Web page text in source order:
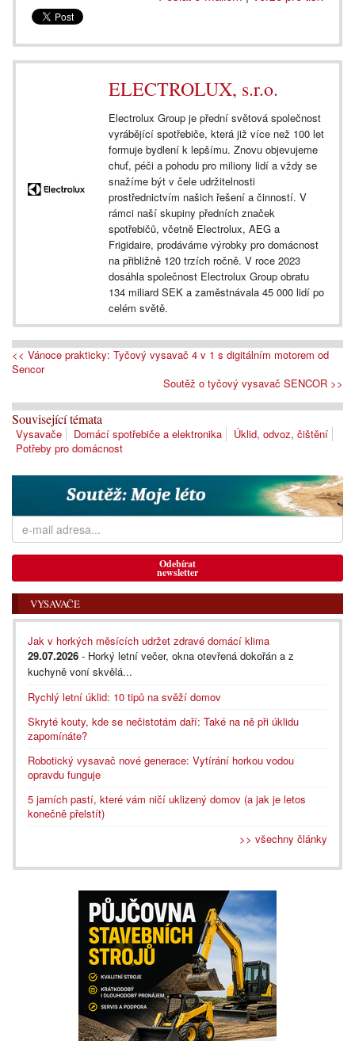
ELECTROLUX, s.r.o.
Electrolux Group je přední světová společnost
vyrábějící spotřebiče, která již více než 100 let
formuje bydlení k lepšímu. Znovu objevujeme
chuť, péči a pohodu pro miliony lidí a vždy se
snažíme být v čele udržitelnosti
prostřednictvím našich řešení a činností. V
rámci naší skupiny předních značek
spotřebičů, včetně Electrolux, AEG a
Frigidaire, prodáváme výrobky pro domácnost
na přibližně 120 trzích ročně. V roce 2023
dosáhla společnost Electrolux Group obratu
134 miliard SEK a zaměstnávala 45 000 lidí po
celém světě.
<< Vánoce prakticky: Tyčový vysavač 4 v 1 s digitálním motorem od
Sencor
Soutěž o tyčový vysavač SENCOR >>
Související témata
Vysavače Domácí spotřebiče a elektronika
Úklid, odvoz, čištění
Potřeby pro domácnost
Odebírat
newsletter
VYSAVAČE
Jak v horkých měsících udržet zdravé domácí klima
29.07.2026 - Horký letní večer, okna otevřená dokořán a z
kuchyně voní skvělá...
Rychlý letní úklid: 10 tipů na svěží domov
Skryté kouty, kde se nečistotám daří: Také na ně při úklidu
zapomínáte?
Robotický vysavač nové generace: Vytírání horkou vodou
opravdu funguje
5 jarních pastí, které vám ničí uklizený domov (a jak je letos
konečně přelstít)
>> všechny články